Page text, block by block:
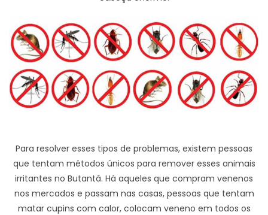
Para resolver esses tipos de problemas, existem pessoas
que tentam métodos únicos para remover esses animais
irritantes no Butantã. Há aqueles que compram venenos
nos mercados e passam nas casas, pessoas que tentam
matar cupins com calor, colocam veneno em todos os